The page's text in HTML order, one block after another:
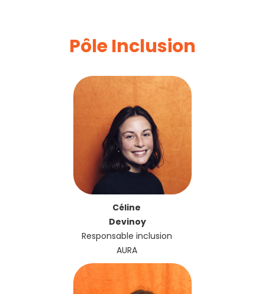
Pôle Inclusion
Céline
Devinoy
Responsable inclusion
AURA